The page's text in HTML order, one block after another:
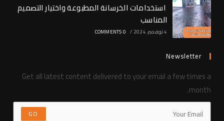
استخدامات الخرسانة المطبوعة واختيار التصميم
المناسب
4 نوفمبر، 2024 /
0 COMMENTS
Newsletter
Get all latest content delivered to your email a few times a
month.
GO